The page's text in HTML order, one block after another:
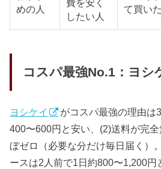
めの人
費を安く
したい人
て買い
コスパ最強No.1：ヨシ
ヨシケイ
がコスパ最強の理由は
400〜600円と安い、(2)送料が完
ぼゼロ（必要な分だけ毎日届く）
ースは2人前で1日約800〜1,200円